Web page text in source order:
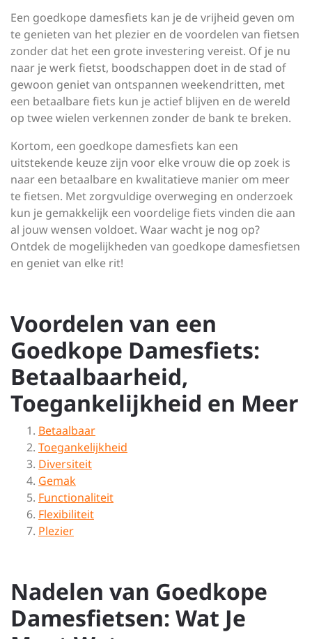
Een goedkope damesfiets kan je de vrijheid geven om
te genieten van het plezier en de voordelen van fietsen
zonder dat het een grote investering vereist. Of je nu
naar je werk fietst, boodschappen doet in de stad of
gewoon geniet van ontspannen weekendritten, met
een betaalbare fiets kun je actief blijven en de wereld
op twee wielen verkennen zonder de bank te breken.
Kortom, een goedkope damesfiets kan een
uitstekende keuze zijn voor elke vrouw die op zoek is
naar een betaalbare en kwalitatieve manier om meer
te fietsen. Met zorgvuldige overweging en onderzoek
kun je gemakkelijk een voordelige fiets vinden die aan
al jouw wensen voldoet. Waar wacht je nog op?
Ontdek de mogelijkheden van goedkope damesfietsen
en geniet van elke rit!
Voordelen van een
Goedkope Damesfiets:
Betaalbaarheid,
Toegankelijkheid en Meer
Betaalbaar
Toegankelijkheid
Diversiteit
Gemak
Functionaliteit
Flexibiliteit
Plezier
Nadelen van Goedkope
Damesfietsen: Wat Je